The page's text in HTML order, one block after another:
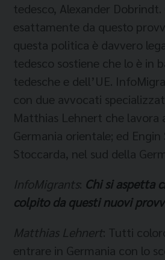
tedesco, Alexander
esattamente da questo
questa politica è davvero
tedesco sostiene che lo è in
tedesche e dell’UE.
con due avvocati
Matthias Lehnert che lavora
Germania orientale; ed
Stoccarda, nel sud della
InfoMigrants: Chi si aspetta
colpito da questi nuovi
Matthias Lehnert: Tutti
entrare in Germania con lo